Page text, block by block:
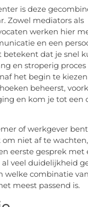
is deze
Zowel mediators als
werken hier
en een
betekent dat je snel
en stroperig
het begin te
beheerst,
en kom je tot een
of werkgever
niet af te
eerste gesprek met
veel duidelijkheid
welke combinatie van
meest passend is.